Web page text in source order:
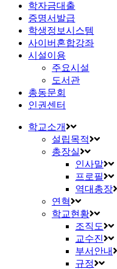
학자금대출
증명서발급
학생정보시스템
사이버혼합강좌
시설이용
주요시설
도서관
총동문회
인권센터
학교소개
설립목적
총장실
인사말
프로필
역대총장
연혁
학교현황
조직도
교수진
부서안내
규정